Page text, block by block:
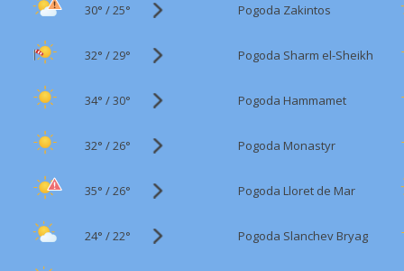
30° /25° Pogoda Zakintos
32° /29° Pogoda Sharm el-Sheikh
34° /30° Pogoda Hammamet
32° /26° Pogoda Monastyr
35° /26° Pogoda Lloret de Mar
24° /22° Pogoda Slanchev Bryag